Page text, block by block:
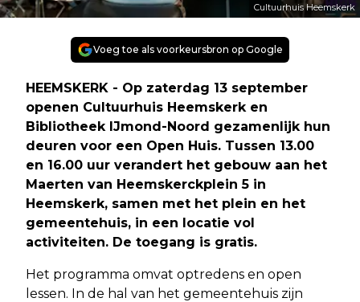
Cultuurhuis Heemskerk
Voeg toe als voorkeursbron op Google
HEEMSKERK - Op zaterdag 13 september
openen Cultuurhuis Heemskerk en
Bibliotheek IJmond-Noord gezamenlijk hun
deuren voor een Open Huis. Tussen 13.00
en 16.00 uur verandert het gebouw aan het
Maerten van Heemskerckplein 5 in
Heemskerk, samen met het plein en het
gemeentehuis, in een locatie vol
activiteiten. De toegang is gratis.
Het programma omvat optredens en open
lessen. In de hal van het gemeentehuis zijn